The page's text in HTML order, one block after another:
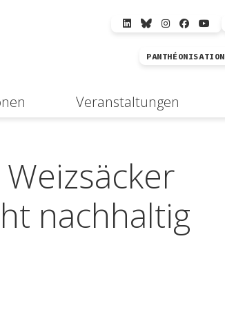
PANTHÉONISATION
Veranstaltungen
nachhaltig